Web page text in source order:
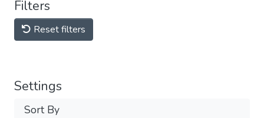
Filters
Reset filters
Settings
Sort By